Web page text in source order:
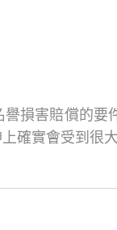
損害賠償的要
確實會受到很